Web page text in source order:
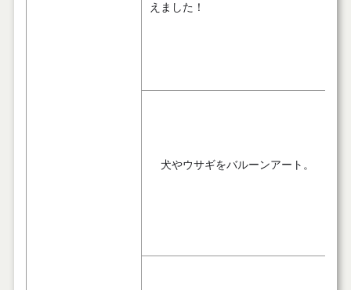
えました！
犬やウサギをバルーンアート。